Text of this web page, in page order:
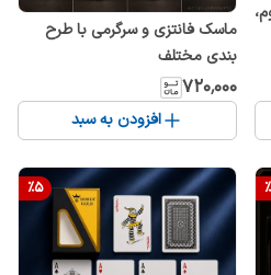
ماسک فانتزی و سرگرمی با طرح
بندی مختلف
۷۲۰٬۰۰۰
افزودن به سبد
%
%5